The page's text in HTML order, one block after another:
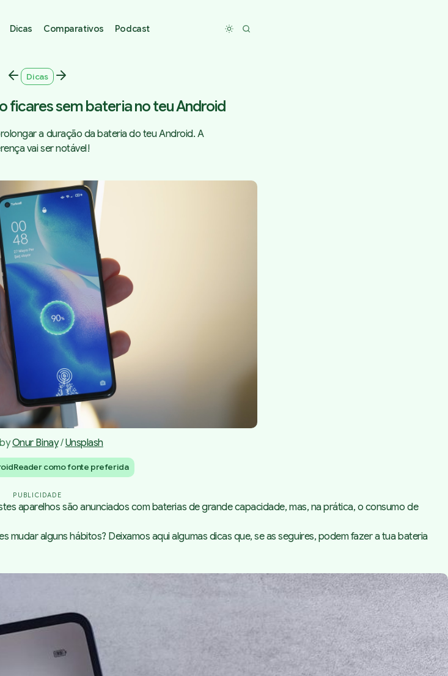
Dicas Comparativos Podcast Toggle dark mode
Dicas
ficares sem bateria no teu Android
a duração da bateria do teu Android. A
vai ser notável!
Onur Binay / Unsplash
como fonte preferida
PUBLICIDADE
aparelhos são anunciados com baterias de grande capacidade, mas, na prática, o consumo de
alguns hábitos? Deixamos aqui algumas dicas que, se as seguires, podem fazer a tua bateria